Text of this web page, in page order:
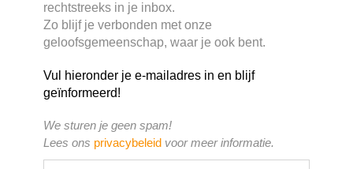
rechtstreeks in je inbox.
Zo blijf je verbonden met onze
geloofsgemeenschap, waar je ook bent.
Vul hieronder je e-mailadres in en blijf
geïnformeerd!
We sturen je geen spam!
Lees ons privacybeleid voor meer informatie.